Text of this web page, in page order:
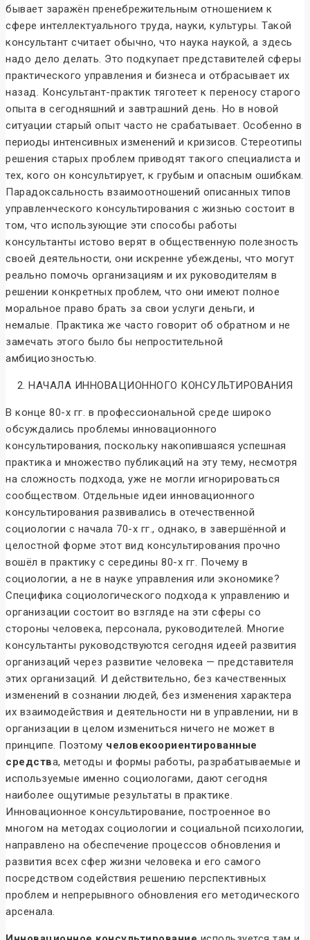
бывает заражён пренебрежительным отношением к
сфере интеллектуального труда, науки, культуры. Такой
консультант считает обычно, что наука наукой, а здесь
надо дело делать. Это подкупает представителей сферы
практического управления и бизнеса и отбрасывает их
назад. Консультант-практик тяготеет к переносу старого
опыта в сегодняшний и завтрашний день. Но в новой
ситуации старый опыт часто не срабатывает. Особенно в
периоды интенсивных изменений и кризисов. Стереотипы
решения старых проблем приводят такого специалиста и
тех, кого он консультирует, к грубым и опасным ошибкам.
Парадоксальность взаимоотношений описанных типов
управленческого консультирования с жизнью состоит в
том, что использующие эти способы работы
консультанты истово верят в общественную полезность
своей деятельности, они искренне убеждены, что могут
реально помочь организациям и их руководителям в
решении конкретных проблем, что они имеют полное
моральное право брать за свои услуги деньги, и
немалые. Практика же часто говорит об обратном и не
замечать этого было бы непростительной
амбициозностью.
2. НАЧАЛА ИННОВАЦИОННОГО КОНСУЛЬТИРОВАНИЯ
В конце 80-х гг. в профессиональной среде широко
обсуждались проблемы инновационного
консультирования, поскольку накопившаяся успешная
практика и множество публикаций на эту тему, несмотря
на сложность подхода, уже не могли игнорироваться
сообществом. Отдельные идеи инновационного
консультирования развивались в отечественной
социологии с начала 70-х гг., однако, в завершённой и
целостной форме этот вид консультирования прочно
вошёл в практику с середины 80-х гг. Почему в
социологии, а не в науке управления или экономике?
Специфика социологического подхода к управлению и
организации состоит во взгляде на эти сферы со
стороны человека, персонала, руководителей. Многие
консультанты руководствуются сегодня идеей развития
организаций через развитие человека — представителя
этих организаций. И действительно, без качественных
изменений в сознании людей, без изменения характера
их взаимодействия и деятельности ни в управлении, ни в
организации в целом измениться ничего не может в
принципе. Поэтому человекоориентированные
средства, методы и формы работы, разрабатываемые и
используемые именно социологами, дают сегодня
наиболее ощутимые результаты в практике.
Инновационное консультирование, построенное во
многом на методах социологии и социальной психологии,
направлено на обеспечение процессов обновления и
развития всех сфер жизни человека и его самого
посредством содействия решению перспективных
проблем и непрерывного обновления его методического
арсенала.